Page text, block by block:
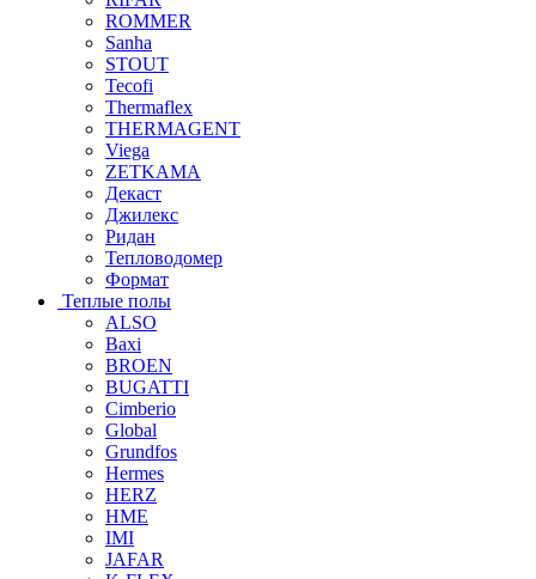
ROMMER
Sanha
STOUT
Tecofi
Thermaflex
THERMAGENT
Viega
ZETKAMA
Декаст
Джилекс
Ридан
Тепловодомер
Формат
Теплые полы
ALSO
Baxi
BROEN
BUGATTI
Cimberio
Global
Grundfos
Hermes
HERZ
HME
IMI
JAFAR